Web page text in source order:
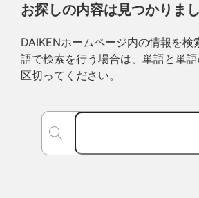
お探しの内容は見つかりま
DAIKENホームページ内の情報を検
語で検索を行う場合は、単語と単
区切ってください。